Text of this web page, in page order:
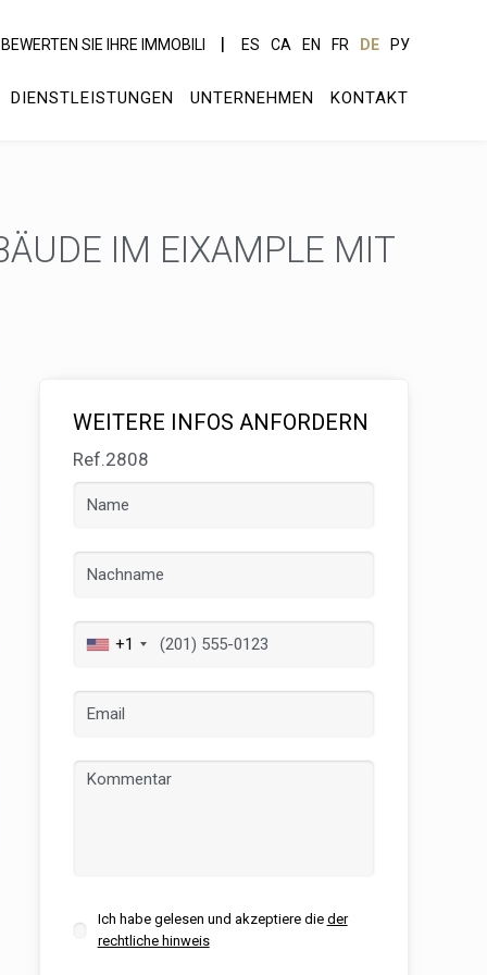
BEWERTEN SIE IHRE IMMOBILI ES CA EN FR DE РУ
DIENSTLEISTUNGEN UNTERNEHMEN KONTAKT
IM EIXAMPLE MIT
WEITERE INFOS ANFORDERN
Ref.2808
+1
Ich habe gelesen und akzeptiere die der
rechtliche hinweis
Der